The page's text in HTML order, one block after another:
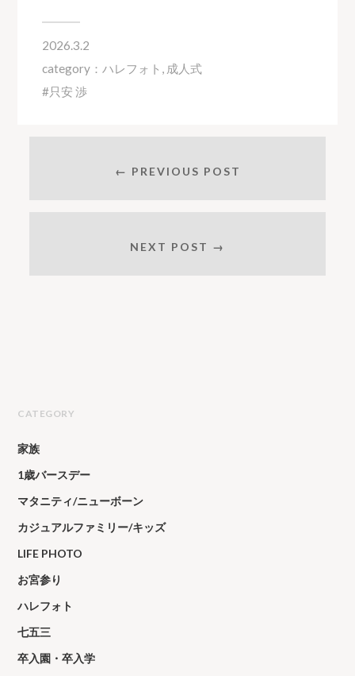
2026.3.2
category： ハレフォト , 成人式
只安 渉
← PREVIOUS POST
NEXT POST →
CATEGORY
家族
1歳バースデー
マタニティ/ニューボーン
カジュアルファミリー/キッズ
LIFE PHOTO
お宮参り
ハレフォト
七五三
卒入園・卒入学